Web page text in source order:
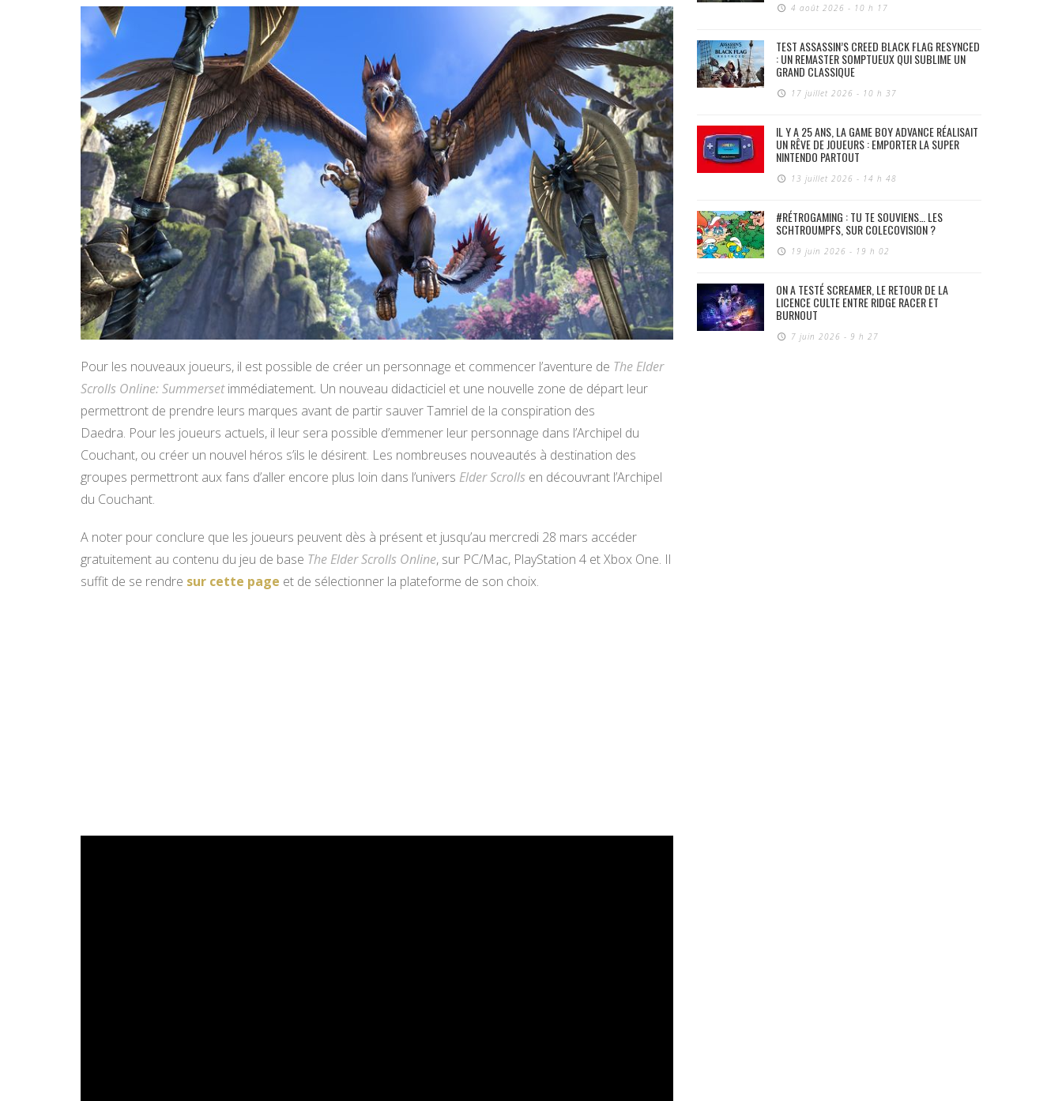
Pour les nouveaux joueurs, il est possible de créer un personnage et commencer l’aventure de The Elder
Scrolls Online: Summersetimmédiatement. Un nouveau didacticiel et une nouvelle zone de départ leur
permettront de prendre leurs marques avant de partir sauver Tamriel de la conspiration des
Daedra. Pour les joueurs actuels, il leur sera possible d’emmener leur personnage dans l’Archipel du
Couchant, ou créer un nouvel héros s’ils le désirent. Les nombreuses nouveautés à destination des
groupes permettront aux fans d’aller encore plus loin dans l’univers Elder Scrolls en découvrant l’Archipel
du Couchant.
A noter pour conclure que les joueurs peuvent dès à présent et jusqu’au mercredi 28 mars accéder
gratuitement au contenu du jeu de base The Elder Scrolls Online, sur PC/Mac, PlayStation 4 et Xbox One. Il
suffit de se rendre sur cette page et de sélectionner la plateforme de son choix.
4 août 2026 - 10 h 17
TEST ASSASSIN’S CREED BLACK FLAG RESYNCED
: UN REMASTER SOMPTUEUX QUI SUBLIME UN
GRAND CLASSIQUE
17 juillet 2026 - 10 h 37
IL Y A 25 ANS, LA GAME BOY ADVANCE RÉALISAIT
UN RÊVE DE JOUEURS : EMPORTER LA SUPER
NINTENDO PARTOUT
13 juillet 2026 - 14 h 48
#RÉTROGAMING : TU TE SOUVIENS… LES
SCHTROUMPFS, SUR COLECOVISION ?
19 juin 2026 - 19 h 02
ON A TESTÉ SCREAMER, LE RETOUR DE LA
LICENCE CULTE ENTRE RIDGE RACER ET
BURNOUT
7 juin 2026 - 9 h 27